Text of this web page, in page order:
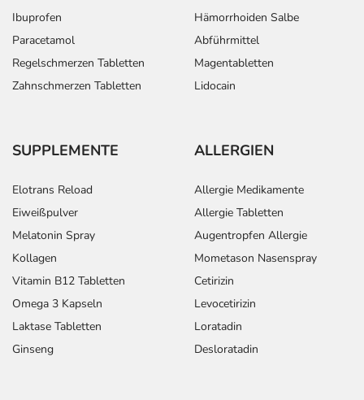
Ibuprofen
Paracetamol
Regelschmerzen Tabletten
Zahnschmerzen Tabletten
Hämorrhoiden Salbe
Abführmittel
Magentabletten
Lidocain
SUPPLEMENTE
Elotrans Reload
Eiweißpulver
Melatonin Spray
Kollagen
Vitamin B12 Tabletten
Omega 3 Kapseln
Laktase Tabletten
Ginseng
ALLERGIEN
Allergie Medikamente
Allergie Tabletten
Augentropfen Allergie
Mometason Nasenspray
Cetirizin
Levocetirizin
Loratadin
Desloratadin